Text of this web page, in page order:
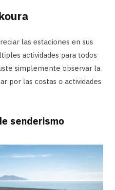
las estaciones en sus
actividades para todos
simplemente observar la
por las costas o actividades
senderismo